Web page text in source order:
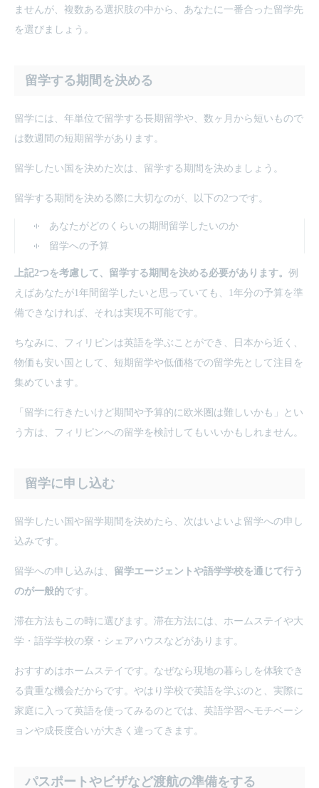
ませんが、複数ある選択肢の中から、あなたに一番合った留学先
を選びましょう。
留学する期間を決める
留学には、年単位で留学する長期留学や、数ヶ月から短いもので
は数週間の短期留学があります。
留学したい国を決めた次は、留学する期間を決めましょう。
留学する期間を決める際に大切なのが、以下の2つです。
あなたがどのくらいの期間留学したいのか
留学への予算
上記2つを考慮して、留学する期間を決める必要があります。 例
えばあなたが1年間留学したいと思っていても、1年分の予算を準
備できなければ、それは実現不可能です。
ちなみに、フィリピンは英語を学ぶことができ、日本から近く、
物価も安い国として、短期留学や低価格での留学先として注目を
集めています。
「留学に行きたいけど期間や予算的に欧米圏は難しいかも」とい
う方は、フィリピンへの留学を検討してもいいかもしれません。
留学に申し込む
留学したい国や留学期間を決めたら、次はいよいよ留学への申し
込みです。
留学への申し込みは、 留学エージェントや語学学校を通じて行う
のが一般的です。
滞在方法もこの時に選びます。滞在方法には、ホームステイや大
学・語学学校の寮・シェアハウスなどがあります。
おすすめはホームステイです。なぜなら現地の暮らしを体験でき
る貴重な機会だからです。やはり学校で英語を学ぶのと、実際に
家庭に入って英語を使ってみるのとでは、英語学習へモチベーシ
ョンや成長度合いが大きく違ってきます。
パスポートやビザなど渡航の準備をする